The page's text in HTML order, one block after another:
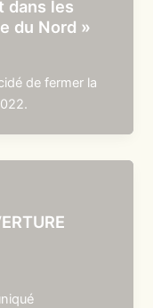
dans les
du Nord »
de fermer la